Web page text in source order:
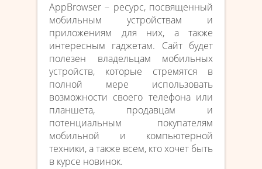
AppBrowser – ресурс, посвященный
мобильным устройствам и
приложениям для них, а также
интересным гаджетам. Сайт будет
полезен владельцам мобильных
устройств, которые стремятся в
полной мере использовать
возможности своего телефона или
планшета, продавцам и
потенциальным покупателям
мобильной и компьютерной
техники, а также всем, кто хочет быть
в курсе новинок.